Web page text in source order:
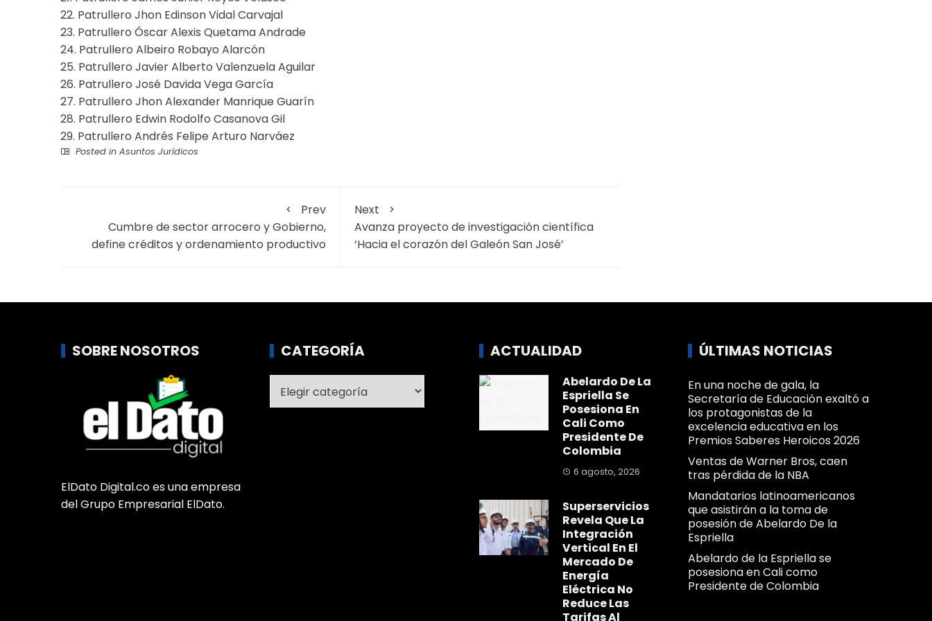
22. Patrullero Jhon Edinson Vidal Carvajal
23. Patrullero Óscar Alexis Quetama Andrade
24. Patrullero Albeiro Robayo Alarcón
25. Patrullero Javier Alberto Valenzuela Aguilar
26. Patrullero José Davida Vega García
27. Patrullero Jhon Alexander Manrique Guarín
28. Patrullero Edwin Rodolfo Casanova Gil
29. Patrullero Andrés Felipe Arturo Narváez
Posted in Asuntos Jurídicos
Prev
Cumbre de sector arrocero y Gobierno,
define créditos y ordenamiento productivo
Next
Avanza proyecto de investigación científica
‘Hacia el corazón del Galeón San José’
SOBRE NOSOTROS
ElDato Digital.co es una empresa
del Grupo Empresarial ElDato.
CATEGORÍA ACTUALIDAD
Abelardo De La
Espriella Se
Posesiona En
Cali Como
Presidente De
Colombia
6 agosto, 2026
Superservicios
Revela Que La
Integración
Vertical En El
Mercado De
Energía
Eléctrica No
Reduce Las
Tarifas Al
ÚLTIMAS NOTICIAS
En una noche de gala, la
Secretaría de Educación exaltó a
los protagonistas de la
excelencia educativa en los
Premios Saberes Heroicos 2026
Ventas de Warner Bros, caen
tras pérdida de la NBA
Mandatarios latinoamericanos
que asistirán a la toma de
posesión de Abelardo De la
Espriella
Abelardo de la Espriella se
posesiona en Cali como
Presidente de Colombia